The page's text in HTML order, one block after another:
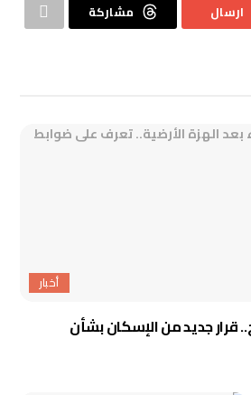
ارسال مشاركة
أخبار
قرار جديد من الإسكان بشأن